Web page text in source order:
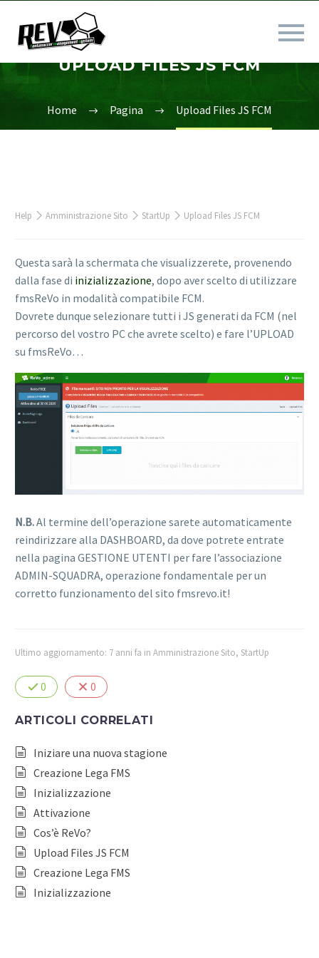
UPLOAD FILES JS FCM
Home Pagina Upload Files JS FCM
Help Amministrazione Sito StartUp Upload Files JS FCM
Questa sarà la schermata che visualizzerete, provenendo
dalla fase di inizializzazione, dopo aver scelto di utilizzare
fmsReVo in modalità compatibile FCM.
Dovrete dunque selezionare tutti i JS generati da FCM (nel
percorso del vostro PC che avrete scelto) e fare l’UPLOAD
su fmsReVo…
N.B.Al termine dell’operazione sarete automaticamente
reindirizzare alla DASHBOARD, da dove potrete entrate
nella pagina GESTIONE UTENTI per fare l’associazione
ADMIN-SQUADRA, operazione fondamentale per un
corretto funzionamento del sito fmsrevo.it!
Ultimo aggiornamento: 7 anni fa in Amministrazione Sito, StartUp
0 0
ARTICOLI CORRELATI
Iniziare una nuova stagione
Creazione Lega FMS
Inizializzazione
Attivazione
Cos’è ReVo?
Upload Files JS FCM
Creazione Lega FMS
Inizializzazione